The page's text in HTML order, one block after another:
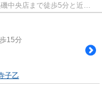
中央店まで徒歩5分と近場
15分
子乙